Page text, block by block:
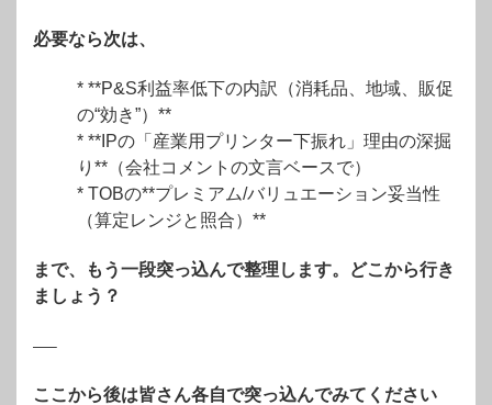
必要なら次は、
* **P&S利益率低下の内訳（消耗品、地域、販促
の“効き”）**
* **IPの「産業用プリンター下振れ」理由の深掘
り**（会社コメントの文言ベースで）
* TOBの**プレミアム/バリュエーション妥当性
（算定レンジと照合）**
まで、もう一段突っ込んで整理します。どこから行き
ましょう？
—–
ここから後は皆さん各自で突っ込んでみてください